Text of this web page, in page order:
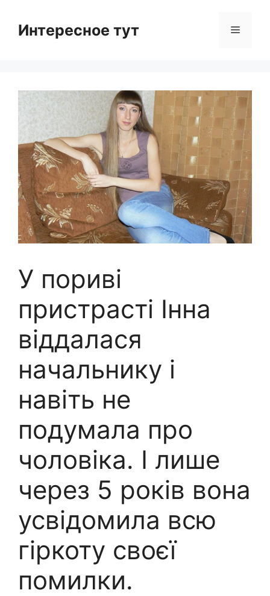
contentИнтересное тут Menu
У пориві
пристрасті Інна
віддалася
начальнику і
навіть не
подумала про
чоловіка. І лише
через 5 років вона
усвідомила всю
гіркоту своєї
помилки.